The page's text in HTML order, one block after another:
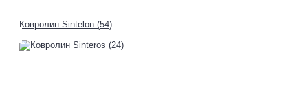
Ковролин Sintelon (54)